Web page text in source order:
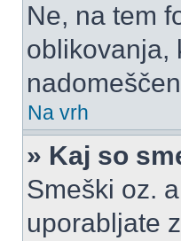
Ne, na tem
oblikovanja,
Na vrh
» Kaj so
Smeški oz.
uporabljate